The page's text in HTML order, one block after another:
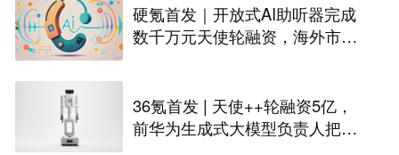
硬氪首发｜开放式AI助听器完成
数千万元天使轮融资，海外市场
36氪首发 | 天使++轮融资5亿，
前华为生成式大模型负责人把家